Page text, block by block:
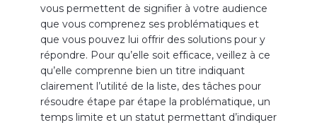
vous permettent de signifier à votre audience
que vous comprenez ses problématiques et
que vous pouvez lui offrir des solutions pour y
répondre. Pour qu’elle soit efficace, veillez à ce
qu’elle comprenne bien un titre indiquant
clairement l’utilité de la liste, des tâches pour
résoudre étape par étape la problématique, un
temps limite et un statut permettant d’indiquer